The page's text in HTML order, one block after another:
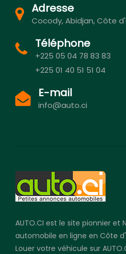
Adresse
Cocody, Abidjan, Côte
Téléphone
+225 05 04 78 83 83
+225 01 40 51 51 04
E-mail
info@auto.ci
AUTO.CI est le site pionnier et
automobile en ligne en Côte
Louer votre véhicule sur